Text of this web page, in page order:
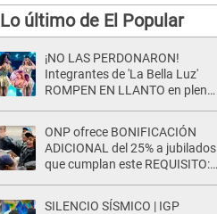
Lo último de El Popular
¡NO LAS PERDONARON!
Integrantes de 'La Bella Luz'
ROMPEN EN LLANTO en pleno
ONP ofrece BONIFICACIÓN
ADICIONAL del 25% a jubilados
que cumplan este REQUISITO:
SILENCIO SÍSMICO | IGP